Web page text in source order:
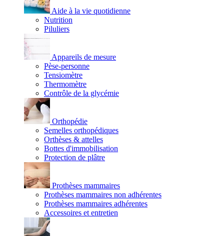
Aide à la vie quotidienne
Nutrition
Piluliers
Appareils de mesure
Pèse-personne
Tensiomètre
Thermomètre
Contrôle de la glycémie
Orthopédie
Semelles orthopédiques
Orthèses & attelles
Bottes d'immobilisation
Protection de plâtre
Prothèses mammaires
Prothèses mammaires non adhérentes
Prothèses mammaires adhérentes
Accessoires et entretien